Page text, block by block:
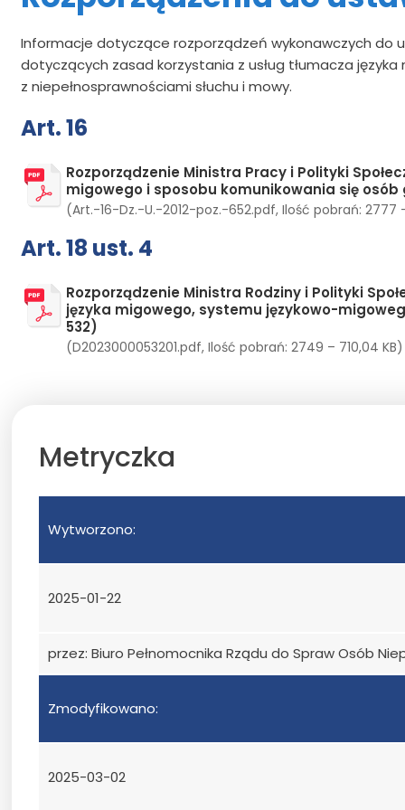
Informacje dotyczące rozporządzeń wykonawczych do
dotyczących zasad korzystania z usług tłumacza
z niepełnosprawnościami słuchu i mowy.
Art. 16
Rozporządzenie Ministra Pracy i Polityki
migowego i sposobu komunikowania się osób
(Art.-16-Dz.-U.-2012-poz.-652.pdf, Ilość pobrań: 2777
Art. 18 ust. 4
Rozporządzenie Ministra Rodziny i Polityki
języka migowego, systemu językowo-
532)
(D2023000053201.pdf, Ilość pobrań: 2749 – 710,04 KB)
Metryczka
Wytworzono:
2025-01-22
przez: Biuro Pełnomocnika Rządu do Spraw Osób
Zmodyfikowano:
2025-03-02